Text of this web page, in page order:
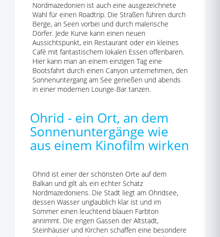
Nordmazedonien ist auch eine ausgezeichnete
Wahl für einen Roadtrip. Die Straßen führen durch
Berge, an Seen vorbei und durch malerische
Dörfer. Jede Kurve kann einen neuen
Aussichtspunkt, ein Restaurant oder ein kleines
Café mit fantastischem lokalen Essen offenbaren.
Hier kann man an einem einzigen Tag eine
Bootsfahrt durch einen Canyon unternehmen, den
Sonnenuntergang am See genießen und abends
in einer modernen Lounge-Bar tanzen.
Ohrid - ein Ort, an dem
Sonnenuntergänge wie
aus einem Kinofilm wirken
Ohrid ist einer der schönsten Orte auf dem
Balkan und gilt als ein echter Schatz
Nordmazedoniens. Die Stadt liegt am Ohridsee,
dessen Wasser unglaublich klar ist und im
Sommer einen leuchtend blauen Farbton
annimmt. Die engen Gassen der Altstadt,
Steinhäuser und Kirchen schaffen eine besondere